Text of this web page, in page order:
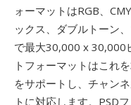
ォーマットはRGB、
ックス、ダブルトーン
で最大30,000 x 30,000
トフォーマットはこれ
をサポートし、チャン
トに対応します。PSD